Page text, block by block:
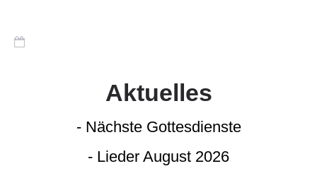
Aktuelles
- Nächste Gottesdienste
- Lieder August 2026